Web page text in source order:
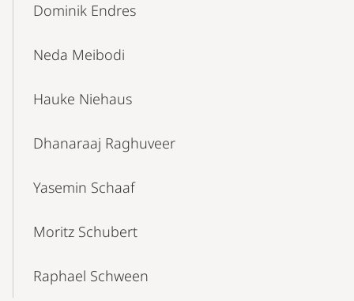
Dominik Endres
Neda Meibodi
Hauke Niehaus
Dhanaraaj Raghuveer
Yasemin Schaaf
Moritz Schubert
Raphael Schween